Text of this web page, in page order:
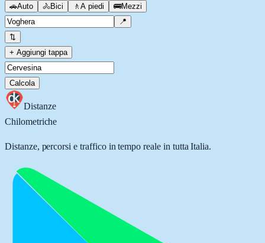
🚗Auto 🚴Bici 🚶 A piedi 🚌Mezzi
📍
⇅
+ Aggiungi tappa
Calcola
Distanze
Chilometriche
Distanze, percorsi e traffico in tempo reale in tutta Italia.